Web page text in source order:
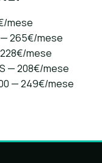
mese
265€/mese
mese
— 208€/mese
— 249€/mese